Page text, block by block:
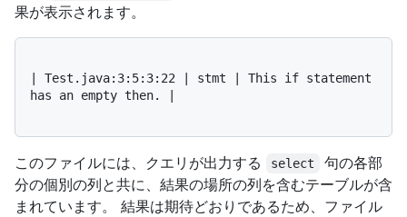
果が表示されます。
| Test.java:3:5:3:22 | stmt | This if statement
has an empty then. |
このファイルには、クエリが出力する select
句の各部
分の個別の列と共に、結果の場所の列を含むテーブルが含
まれています。 結果は期待どおりであるため、ファイル